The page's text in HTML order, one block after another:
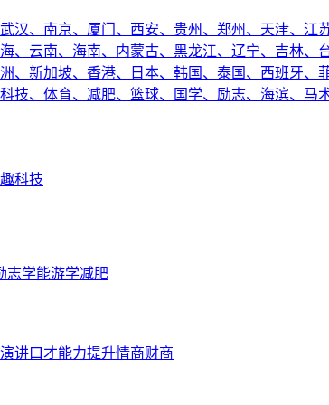
武汉、 南京、 厦门、 西安、 贵州、 郑州、 天津、 江
、 云南、 海南、 内蒙古、 黑龙江、 辽宁、 吉林、
、 新加坡、 香港、 日本、 韩国、 泰国、 西班牙、
科技、 体育、 减肥、 篮球、 国学、 励志、 海滨、 马
科技
志学能游学减肥
演讲口才能力提升情商财商